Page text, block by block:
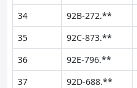
34
92B-272.**
35
92C-873.**
36
92E-796.**
37
92D-688.**